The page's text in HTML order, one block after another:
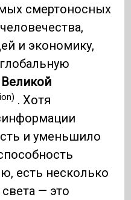
смертоносных
и экономику,
Великой
. Хотя
и уменьшило
есть несколько
— это